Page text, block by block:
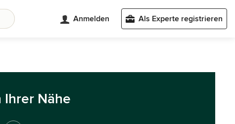
Anmelden Als Experte registrieren
Ihrer Nähe